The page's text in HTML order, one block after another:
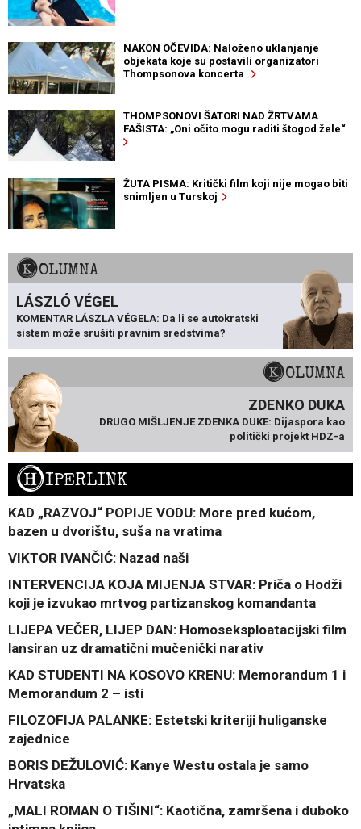
NAKON OČEVIDA: Naloženo uklanjanje
objekata koje su postavili organizatori
Thompsonova koncerta
THOMPSONOVI ŠATORI NAD ŽRTVAMA
FAŠISTA: „Oni očito mogu raditi štogod žele“
ŽUTA PISMA: Kritički film koji nije mogao biti
snimljen u Turskoj
KOLUMNA
LÁSZLÓ VÉGEL
KOMENTAR LÁSZLA VÉGELA: Da li se autokratski
sistem može srušiti pravnim sredstvima?
KOLUMNA
ZDENKO DUKA
DRUGO MIŠLJENJE ZDENKA DUKE: Dijaspora kao
politički projekt HDZ-a
HIPERLINK
KAD „RAZVOJ“ POPIJE VODU: More pred kućom,
bazen u dvorištu, suša na vratima
VIKTOR IVANČIĆ: Nazad naši
INTERVENCIJA KOJA MIJENJA STVAR: Priča o Hodži
koji je izvukao mrtvog partizanskog komandanta
LIJEPA VEČER, LIJEP DAN: Homoseksploatacijski film
lansiran uz dramatični mučenički narativ
KAD STUDENTI NA KOSOVO KRENU: Memorandum 1 i
Memorandum 2 – isti
FILOZOFIJA PALANKE: Estetski kriteriji huliganske
zajednice
BORIS DEŽULOVIĆ: Kanye Westu ostala je samo
Hrvatska
„MALI ROMAN O TIŠINI“: Kaotična, zamršena i duboko